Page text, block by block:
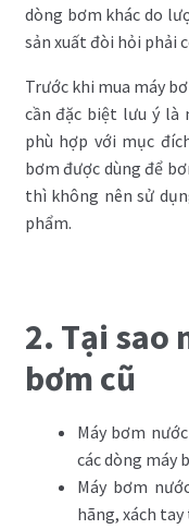
dòng bơm khác do
sản xuất đòi hỏi phải
Trước khi mua máy
cần đặc biệt lưu ý là
phù hợp với mục
bơm được dùng để
thì không nên sử
phẩm.
2. Tại sao
bơm cũ
Máy bơm
các dòng máy
Máy bơm
hãng, xách